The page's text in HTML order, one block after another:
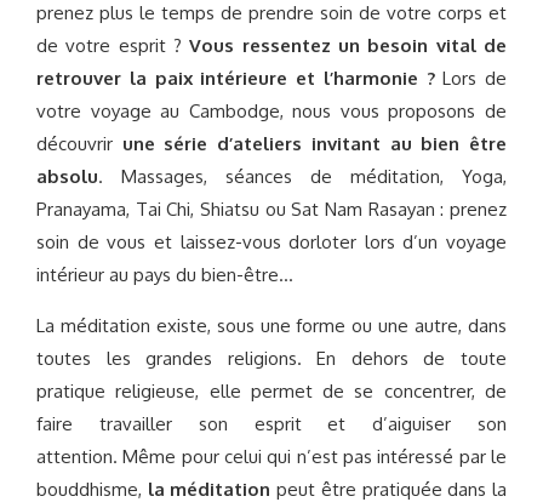
prenez plus le temps de prendre soin de votre corps et
de votre esprit ?Vous ressentez un besoin vital de
retrouver la paix intérieure et l’harmonie ?Lors de
votre voyage au Cambodge, nous vous proposons de
découvrir une série d’ateliers invitant au bien être
absolu. Massages, séances de méditation, Yoga,
Pranayama, Tai Chi, Shiatsu ou Sat Nam Rasayan : prenez
soin de vous et laissez-vous dorloter lors d’un voyage
intérieur au pays du bien-être…
La méditation existe, sous une forme ou une autre, dans
toutes les grandes religions. En dehors de toute
pratique religieuse, elle permet de se concentrer, de
faire travailler son esprit et d’aiguiser son
attention. Même pour celui qui n’est pas intéressé par le
bouddhisme, la méditation peut être pratiquée dans la